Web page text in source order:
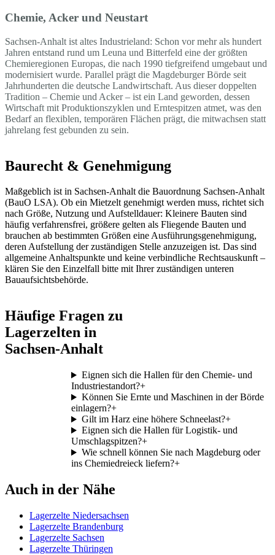
Chemie, Acker und Neustart
Sachsen-Anhalt ist altes Industrieland: Schon vor mehr als hundert
Jahren entstand rund um Leuna und Bitterfeld eine der größten
Chemieregionen Europas, die nach 1990 tiefgreifend umgebaut und
modernisiert wurde. Parallel prägt die Magdeburger Börde seit
Jahrhunderten die deutsche Landwirtschaft. Aus dieser doppelten
Tradition – Chemie und Acker – ist ein Land geworden, dessen
Wirtschaft mit Produktionszyklen und Erntespitzen atmet, was den
Bedarf an flexiblen, temporären Flächen prägt, die mitwachsen statt
jahrelang fest gebunden zu sein.
Baurecht & Genehmigung
Maßgeblich ist in Sachsen-Anhalt die Bauordnung Sachsen-Anhalt
(BauO LSA). Ob ein Mietzelt genehmigt werden muss, richtet sich
nach Größe, Nutzung und Aufstelldauer: Kleinere Bauten sind
häufig verfahrensfrei, größere gelten als Fliegende Bauten und
brauchen ab bestimmten Größen eine Ausführungsgenehmigung,
deren Aufstellung der zuständigen Stelle anzuzeigen ist. Das sind
allgemeine Anhaltspunkte und keine verbindliche Rechtsauskunft –
klären Sie den Einzelfall bitte mit Ihrer zuständigen unteren
Bauaufsichtsbehörde.
Häufige Fragen zu
Lagerzelten in
Sachsen-Anhalt
Eignen sich die Hallen für den Chemie- und
Industriestandort?+
Können Sie Ernte und Maschinen in der Börde
einlagern?+
Gilt im Harz eine höhere Schneelast?+
Eignen sich die Hallen für Logistik- und
Umschlagspitzen?+
Wie schnell können Sie nach Magdeburg oder
ins Chemiedreieck liefern?+
Auch in der Nähe
Lagerzelte Niedersachsen
Lagerzelte Brandenburg
Lagerzelte Sachsen
Lagerzelte Thüringen